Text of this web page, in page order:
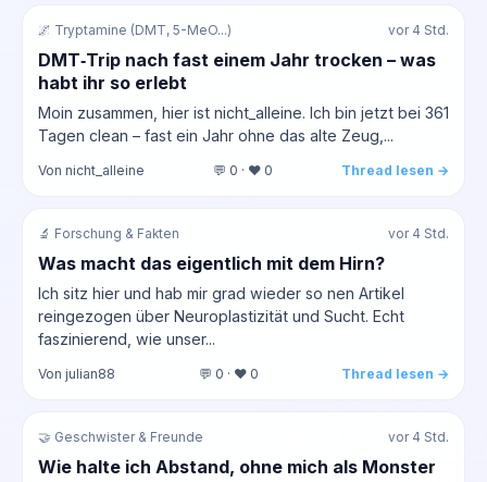
🌌 Tryptamine (DMT, 5-MeO...) vor 4 Std.
DMT‑Trip nach fast einem Jahr trocken – was
habt ihr so erlebt
Moin zusammen, hier ist nicht_alleine. Ich bin jetzt bei 361
Tagen clean – fast ein Jahr ohne das alte Zeug,...
Von nicht_alleine 💬 0 · ❤️ 0 Thread lesen →
🔬 Forschung & Fakten vor 4 Std.
Was macht das eigentlich mit dem Hirn?
Ich sitz hier und hab mir grad wieder so nen Artikel
reingezogen über Neuroplastizität und Sucht. Echt
faszinierend, wie unser...
Von julian88 💬 0 · ❤️ 0 Thread lesen →
🤝 Geschwister & Freunde vor 4 Std.
Wie halte ich Abstand, ohne mich als Monster